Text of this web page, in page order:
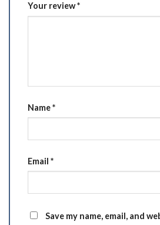
Your review*
Name*
Email *
Save my name, email, and